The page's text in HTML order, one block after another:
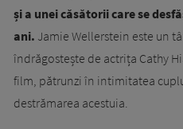
și a unei căsătorii care se
ani. Jamie Wellerstein este un
îndrăgostește de actrița Cathy
film, pătrunzi în intimitatea
destrămarea acestuia.